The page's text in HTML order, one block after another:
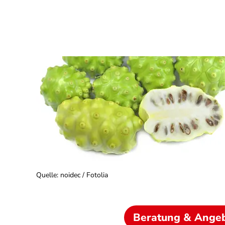
Quelle: noidec / Fotolia
Beratung &